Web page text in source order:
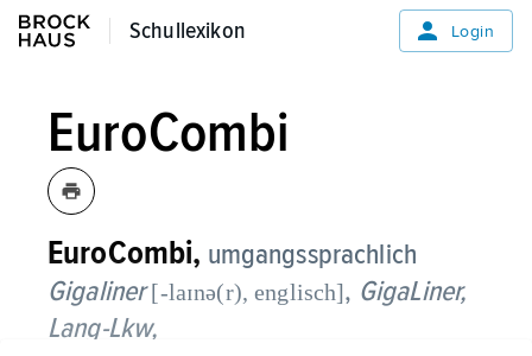
Schullexikon
Schullexikon Login
EuroCombi
EuroCombi, umgangssprachlich
Gigaliner [-laɪnə(r), englisch], GigaLiner,
Lang-Lkw,